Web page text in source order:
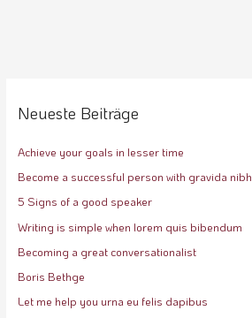
Neueste Beiträge
Achieve your goals in lesser time
Become a successful person with gravida nibh
5 Signs of a good speaker
Writing is simple when lorem quis bibendum
Becoming a great conversationalist
Boris Bethge
Let me help you urna eu felis dapibus